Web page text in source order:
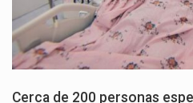
Cerca de 200 personas